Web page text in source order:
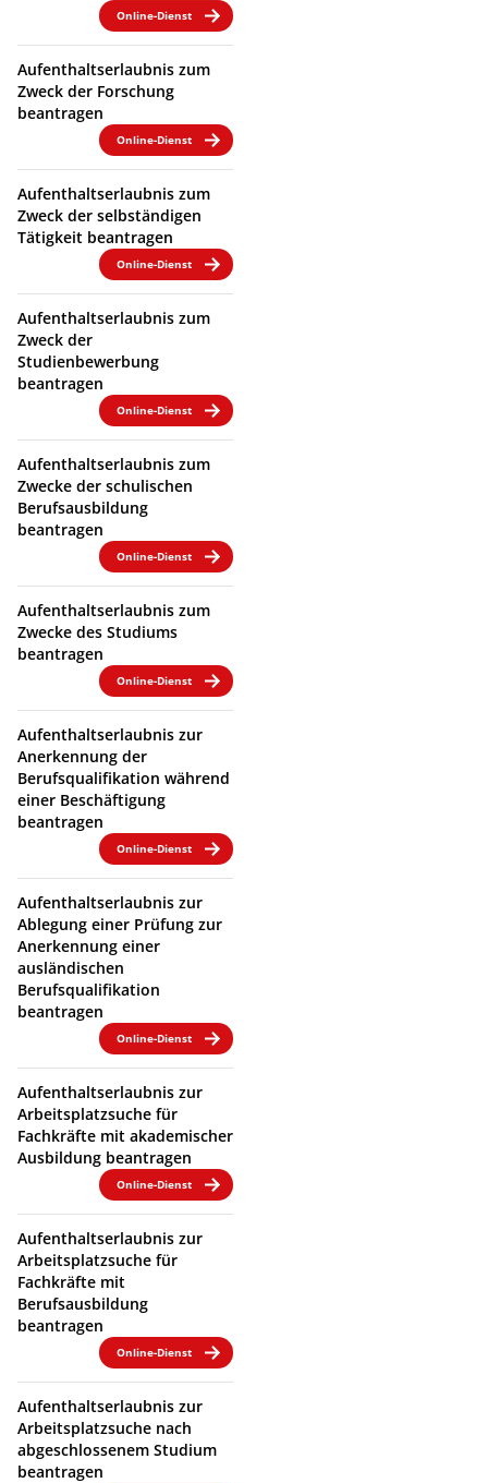
Online-Dienst
Aufenthaltserlaubnis zum
Zweck der Forschung
beantragen
Online-Dienst
Aufenthaltserlaubnis zum
Zweck der selbständigen
Tätigkeit beantragen
Online-Dienst
Aufenthaltserlaubnis zum
Zweck der
Studienbewerbung
beantragen
Online-Dienst
Aufenthaltserlaubnis zum
Zwecke der schulischen
Berufsausbildung
beantragen
Online-Dienst
Aufenthaltserlaubnis zum
Zwecke des Studiums
beantragen
Online-Dienst
Aufenthaltserlaubnis zur
Anerkennung der
Berufsqualifikation während
einer Beschäftigung
beantragen
Online-Dienst
Aufenthaltserlaubnis zur
Ablegung einer Prüfung zur
Anerkennung einer
ausländischen
Berufsqualifikation
beantragen
Online-Dienst
Aufenthaltserlaubnis zur
Arbeitsplatzsuche für
Fachkräfte mit akademischer
Ausbildung beantragen
Online-Dienst
Aufenthaltserlaubnis zur
Arbeitsplatzsuche für
Fachkräfte mit
Berufsausbildung
beantragen
Online-Dienst
Aufenthaltserlaubnis zur
Arbeitsplatzsuche nach
abgeschlossenem Studium
beantragen